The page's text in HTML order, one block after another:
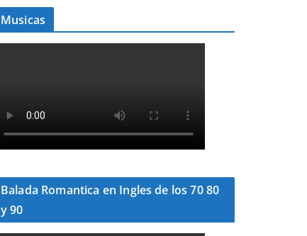
Musicas
Balada Romantica en Ingles de los 70 80
y 90